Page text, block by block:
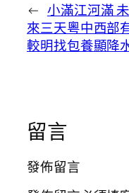
← 小滿江河滿 未
來三天粵中西部
較明找包養顯降
留言
發佈留言